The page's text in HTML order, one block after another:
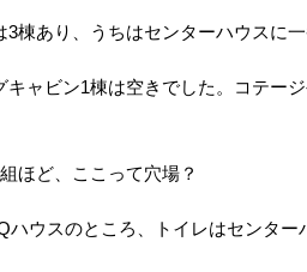
3棟あり、うちはセンターハウスに
キャビン1棟は空きでした。コテー
ほど、ここって穴場？
ハウスのところ、トイレはセンター